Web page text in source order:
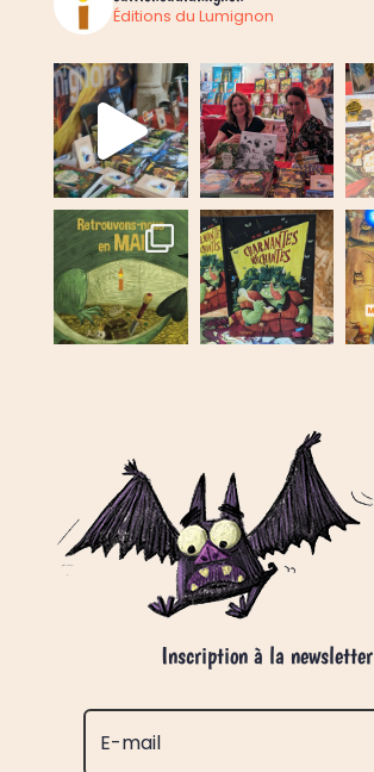
Éditions du Lumignon
Inscription à la newsletter